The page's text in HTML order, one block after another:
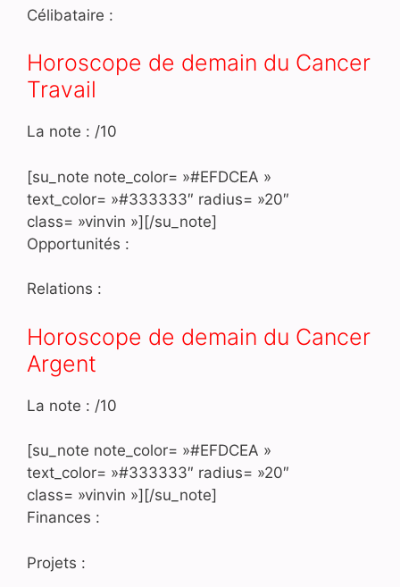
Célibataire :
Horoscope de demain du Cancer
Travail
La note : /10
[su_note note_color= »#EFDCEA »
text_color= »#333333″ radius= »20″
class= »vinvin »][/su_note]
Opportunités :
Relations :
Horoscope de demain du Cancer
Argent
La note : /10
[su_note note_color= »#EFDCEA »
text_color= »#333333″ radius= »20″
class= »vinvin »][/su_note]
Finances :
Projets :